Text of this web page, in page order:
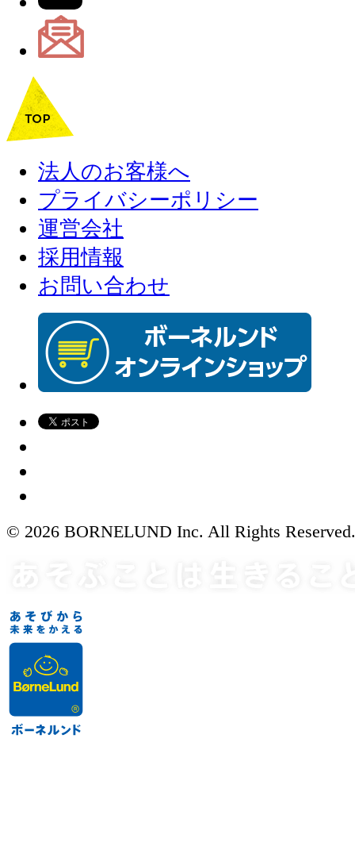
法人のお客様へ
プライバシーポリシー
運営会社
採用情報
お問い合わせ
© 2026 BORNELUND Inc. All Rights Reserved.